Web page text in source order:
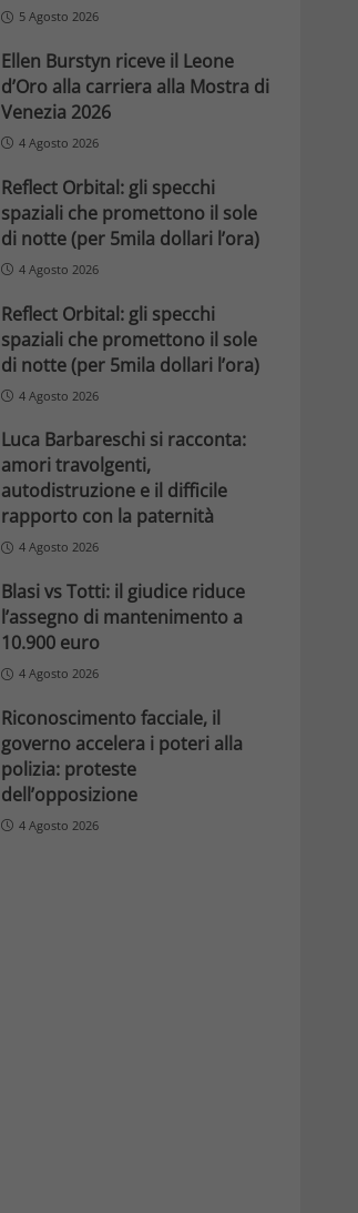
5 Agosto 2026
Ellen Burstyn riceve il Leone
d’Oro alla carriera alla Mostra di
Venezia 2026
4 Agosto 2026
Reflect Orbital: gli specchi
spaziali che promettono il sole
di notte (per 5mila dollari l’ora)
4 Agosto 2026
Reflect Orbital: gli specchi
spaziali che promettono il sole
di notte (per 5mila dollari l’ora)
4 Agosto 2026
Luca Barbareschi si racconta:
amori travolgenti,
autodistruzione e il difficile
rapporto con la paternità
4 Agosto 2026
Blasi vs Totti: il giudice riduce
l’assegno di mantenimento a
10.900 euro
4 Agosto 2026
Riconoscimento facciale, il
governo accelera i poteri alla
polizia: proteste
dell’opposizione
4 Agosto 2026